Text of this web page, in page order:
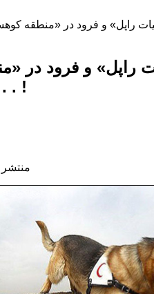
راپل» و فرود در
. . با سابقه‌ی نجات جان 50 انسان !
منتشر شده